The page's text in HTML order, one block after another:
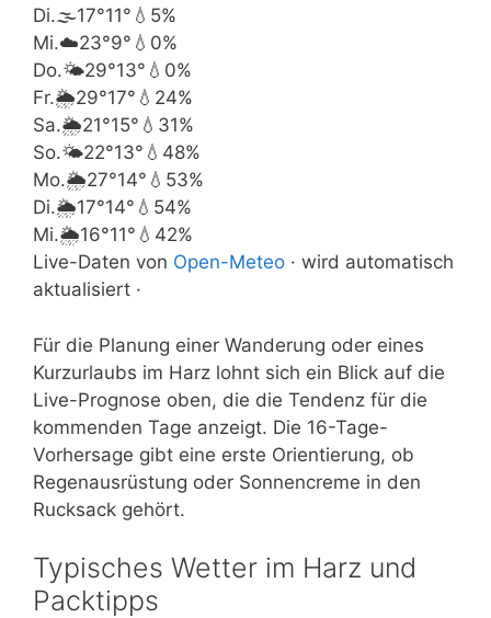
Di.🌫️17°11° 💧5%
Mi.☁️23°9° 💧0%
Do.🌤️29°13° 💧0%
Fr.🌦️29°17° 💧24%
Sa.🌦️21°15° 💧31%
So.🌤️22°13° 💧48%
Mo.🌦️27°14° 💧53%
Di.🌦️17°14° 💧54%
Mi.🌦️16°11° 💧42%
Live-Daten von Open-Meteo · wird automatisch
aktualisiert ·
Für die Planung einer Wanderung oder eines
Kurzurlaubs im Harz lohnt sich ein Blick auf die
Live-Prognose oben, die die Tendenz für die
kommenden Tage anzeigt. Die 16-Tage-
Vorhersage gibt eine erste Orientierung, ob
Regenausrüstung oder Sonnencreme in den
Rucksack gehört.
Typisches Wetter im Harz und
Packtipps